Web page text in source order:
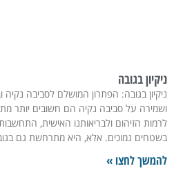
ניקיון בגובה
ניקיון בגובה: הפתרון המושלם לסביבה נקיה
ושמירה על סביבה נקיה הם חשובים יותר
לרמות הזיהום ולבריאותנו האישית,
בשטחים נמוכים. אלא, היא מתרחשת גם
להמשך לחצו »